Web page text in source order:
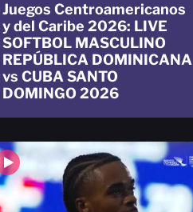
Juegos Centroamericanos
y del Caribe 2026: LIVE
SOFTBOL MASCULINO
REPÚBLICA DOMINICANA
vs CUBA SANTO
DOMINGO 2026